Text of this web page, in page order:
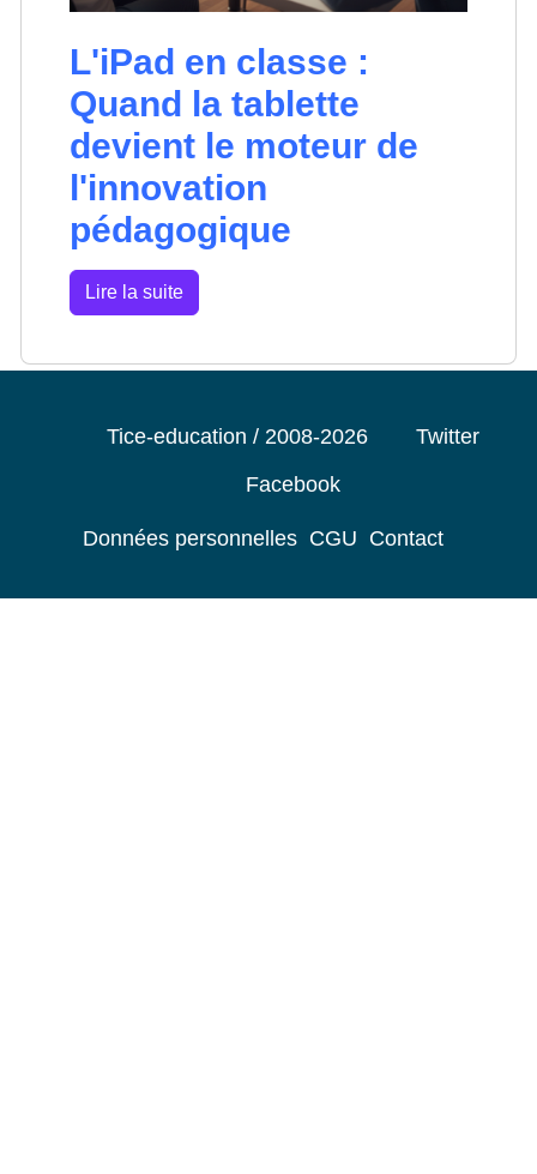
L'iPad en classe :
Quand la tablette
devient le moteur de
l'innovation
pédagogique
Lire la suite
Tice-education / 2008-2026
Twitter
Facebook
Données personnelles CGU Contact